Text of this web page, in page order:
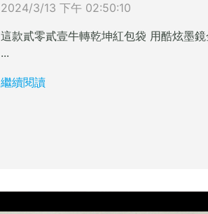
2024/3/13 下午 02:50:10
這款貳零貳壹牛轉乾坤紅包袋 用酷炫墨
...
繼續閱讀